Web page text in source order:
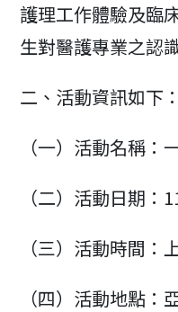
護理工作體驗及臨
生對醫護專業之認
二、活動資訊如下：
（一）活動名稱：
（二）活動日期：
（三）活動時間：
（四）活動地點